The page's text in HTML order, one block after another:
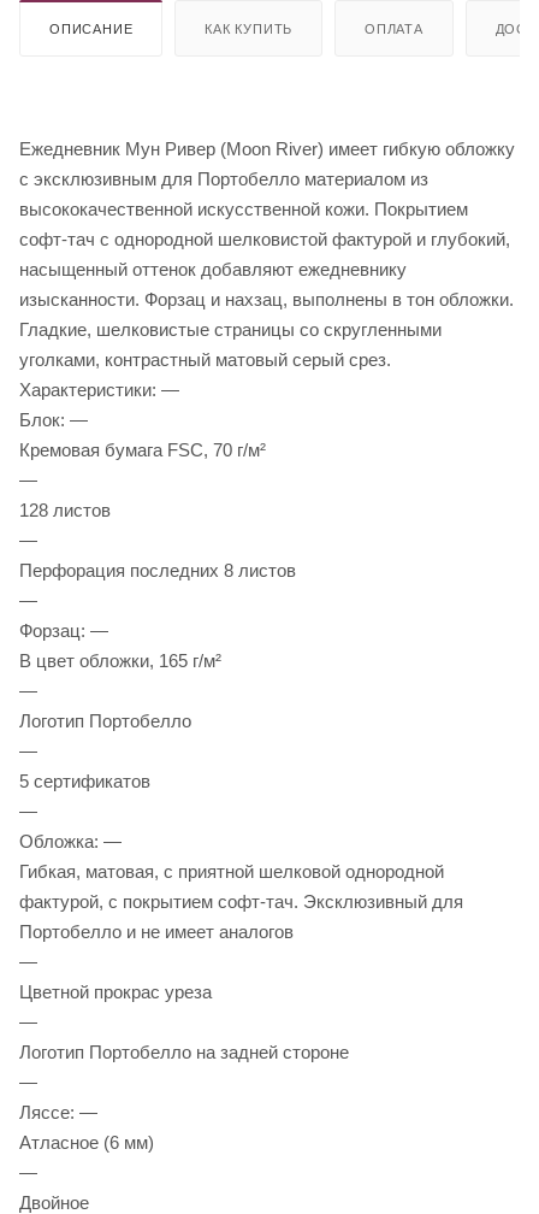
ОПИСАНИЕ КАК КУПИТЬ ОПЛАТА
Ежедневник Мун Ривер (Moon River) имеет гибкую обложку
с эксклюзивным для Портобелло материалом из
высококачественной искусственной кожи. Покрытием
софт-тач с однородной шелковистой фактурой и глубокий,
насыщенный оттенок добавляют ежедневнику
изысканности. Форзац и нахзац, выполнены в тон обложки.
Гладкие, шелковистые страницы со скругленными
уголками, контрастный матовый серый срез.
Характеристики: —
Блок: —
Кремовая бумага FSC, 70 г/м²
—
128 листов
—
Перфорация последних 8 листов
—
Форзац: —
В цвет обложки, 165 г/м²
—
Логотип Портобелло
—
5 сертификатов
—
Обложка: —
Гибкая, матовая, с приятной шелковой однородной
фактурой, с покрытием софт-тач. Эксклюзивный для
Портобелло и не имеет аналогов
—
Цветной прокрас уреза
—
Логотип Портобелло на задней стороне
—
Ляссе: —
Атласное (6 мм)
—
Двойное